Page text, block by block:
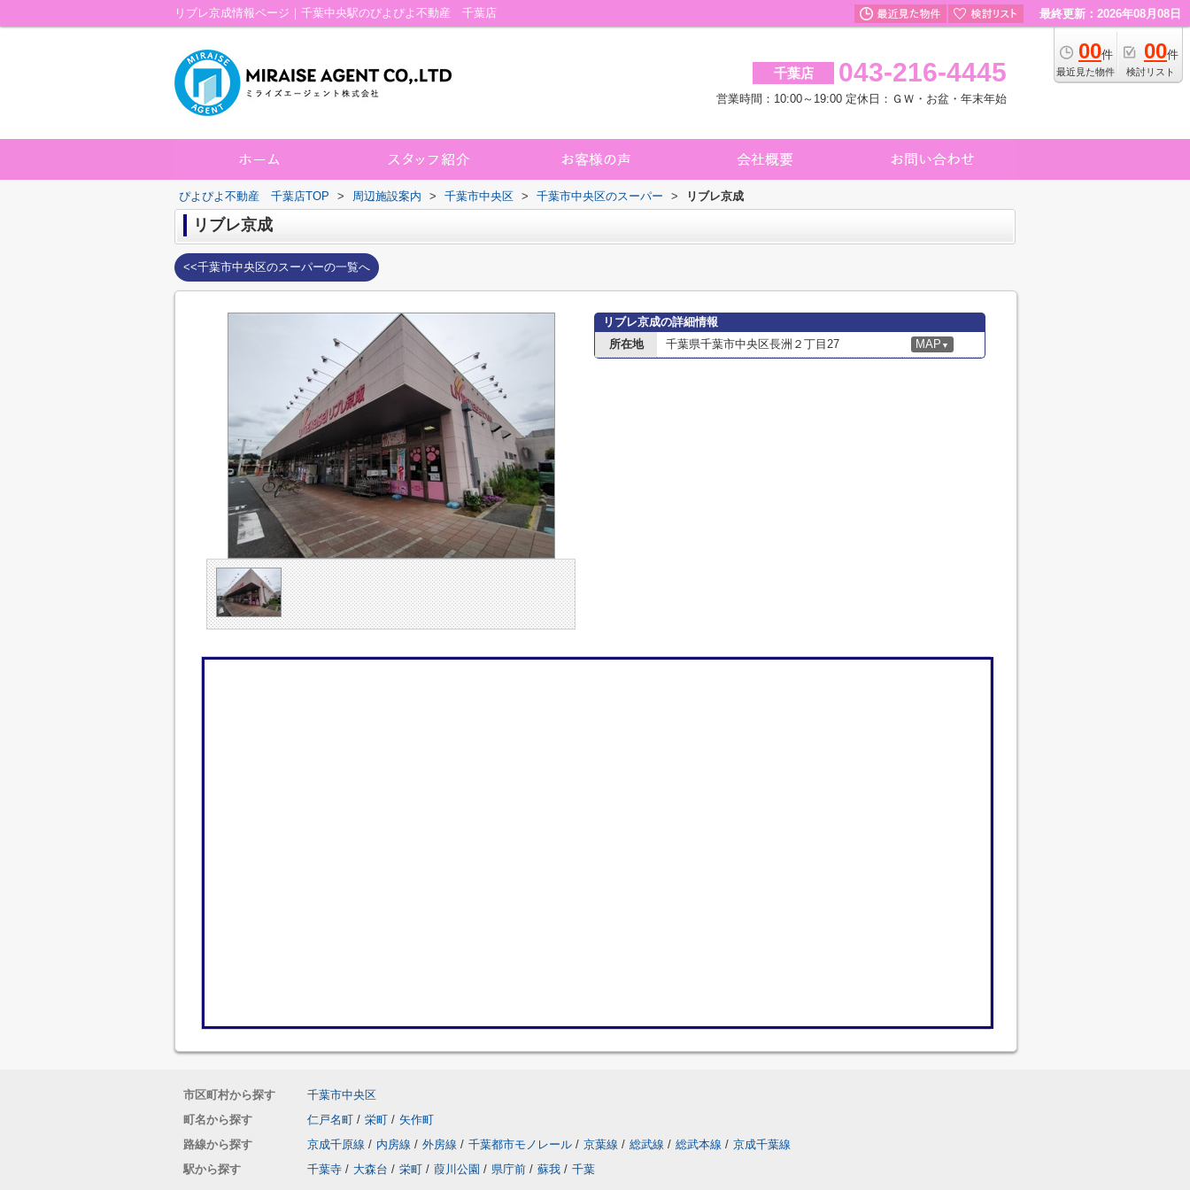
リブレ京成情報ページ｜千葉中央駅のぴよぴよ不動産 千葉店 最終更新：2026年08月08日
00件
最近見た物件
00件
検討リスト
千葉店 043-216-4445
営業時間：10:00～19:00 定休日：ＧＷ・お盆・年末年始
ぴよぴよ不動産 千葉店TOP > 周辺施設案内 > 千葉市中央区 > 千葉市中央区のスーパー > リブレ京成
リブレ京成
<<千葉市中央区のスーパーの一覧へ
リブレ京成の詳細情報
所在地
千葉県千葉市中央区長洲２丁目27 MAP ▼
市区町村から探す
千葉市中央区
町名から探す
仁戸名町 / 栄町 / 矢作町
路線から探す
京成千原線 / 内房線 / 外房線 / 千葉都市モノレール / 京葉線 / 総武線 / 総武本線 / 京成千葉線
駅から探す
千葉寺 / 大森台 / 栄町 / 葭川公園 / 県庁前 / 蘇我 / 千葉